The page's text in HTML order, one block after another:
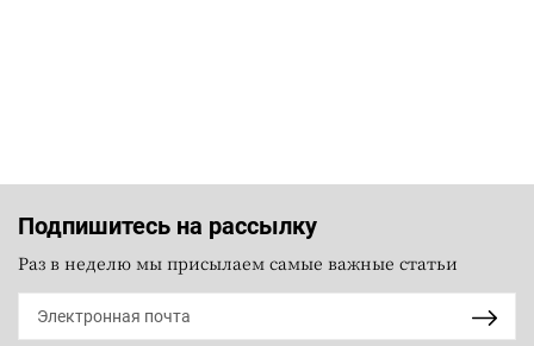
Подпишитесь на рассылку
Раз в неделю мы присылаем самые важные статьи